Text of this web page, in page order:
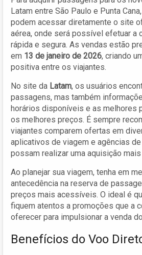
Latam entre São Paulo e Punta
podem acessar diretamente o site
aérea, onde será possível efetuar a
rápida e segura. As vendas estão
em 13 de janeiro de 2026, criando
positiva entre os viajantes.
No site da Latam, os usuários
passagens, mas também
horários disponíveis e as melhores
os melhores preços. É sempre
viajantes comparem ofertas em
aplicativos de viagem e agências
possam realizar uma aquisição mais
Ao planejar sua viagem, tenha em
antecedência na reserva de
preços mais acessíveis. O ideal é
fiquem atentos a promoções que a
oferecer para impulsionar a venda
Benefícios do Voo